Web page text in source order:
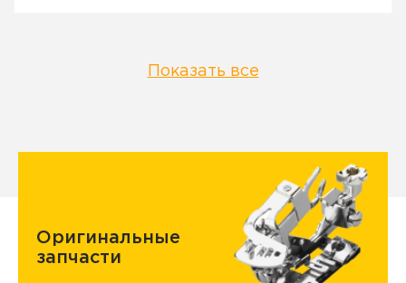
Показать все
Оригинальные
запчасти